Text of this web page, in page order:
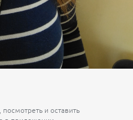
посмотреть и оставить